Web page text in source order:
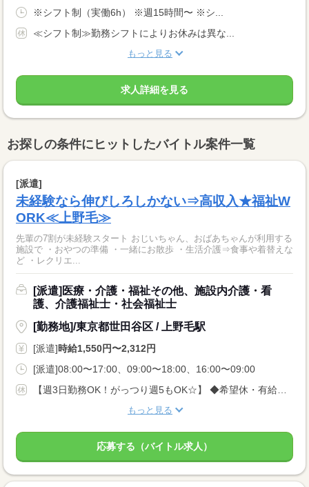
※シフト制（実働6h） ※週15時間〜 ※シ...
≪シフト制≫勤務シフトによりお休みは異な...
もっと見る
求人詳細を見る
お探しの条件にヒットしたバイトル案件一覧
[派遣]
未経験なら伸びしろしかない⇒高収入★福祉W
ORK≪上野毛≫
先輩の7割が未経験スタート おじいちゃん、おばあちゃんが利用する
施設で ・おやつの準備 ・一緒にお散歩 ・生活介護⇒食事や着替えな
ど ・レクリエ...
[派遣]医療・介護・福祉その他、施設内介護・看
護、介護福祉士・社会福祉士
[勤務地]/東京都世田谷区 / 上野毛駅
[派遣]時給1,550円〜2,312円
[派遣]08:00〜17:00、09:00〜18:00、16:00〜09:00
【週3日勤務OK！がっつり週5もOK☆】 ◆希望休・有給がとりやすい環境です ◆希望の曜日ご相談ください！
もっと見る
応募する（バイトル求人）